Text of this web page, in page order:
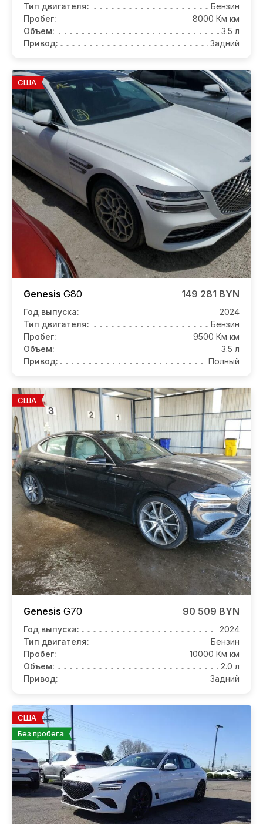
Тип двигателя:
Бензин
Пробег:
8000 Км км
Объем:
3.5 л
Привод:
Задний
США
Genesis G80 149 281 BYN
Год выпуска:
2024
Тип двигателя:
Бензин
Пробег:
9500 Км км
Объем:
3.5 л
Привод:
Полный
США
Genesis G70 90 509 BYN
Год выпуска:
2024
Тип двигателя:
Бензин
Пробег:
10000 Км км
Объем:
2.0 л
Привод:
Задний
США
Без пробега